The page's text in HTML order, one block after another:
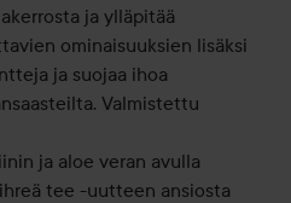
ja ylläpitää
ominaisuuksien lisäksi
ja suojaa ihoa
Valmistettu
ja aloe veran avulla
tee -uutteen ansiosta